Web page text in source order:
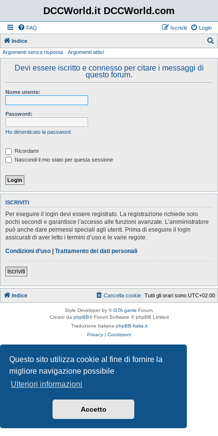
Questo sito utilizza cookie al fine di fornire la
migliore navigazione possibile
Ulteriori informazioni
Accetto
DCCWorld.it DCCWorld.com
FAQ Login
Iscriviti
Indice
Argomenti senza risposta Argomenti attivi
Devi essere iscritto e connesso per citare i messaggi di
questo forum.
Nome utente:
Password:
Ho dimenticato la password
Ricordami
Nascondi il mio stato per questa sessione
ISCRIVITI
Per eseguire il login devi essere registrato. La registrazione richiede solo
pochi secondi e garantisce l’accesso alle funzioni avanzate. L’amministratore
può anche dare permessi speciali agli utenti. Prima di eseguire il login
assicurati di aver letto i termini d’uso e le varie regole.
Condizioni d’uso | Trattamento dei dati personali
Iscriviti
Indice Tutti gli orari sono UTC+02:00
Cancella cookie
Style Developer by ©GTA game Forum.
Creato da phpBB® Forum Software © phpBB Limited
Traduzione Italiana phpBB-Italia.it
Privacy | Condizioni